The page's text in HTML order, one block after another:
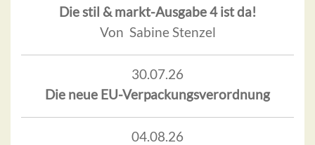
Die stil & markt-Ausgabe 4 ist da!
Von Sabine Stenzel
30.07.26
Die neue EU-Verpackungsverordnung
04.08.26